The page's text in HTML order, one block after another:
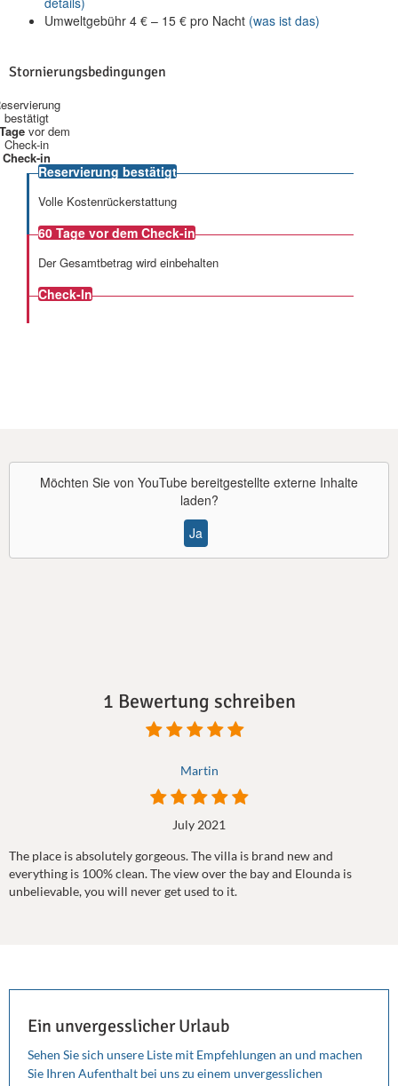
Umweltgebühr 4 € – 15 € pro Nacht (was ist das)
Stornierungsbedingungen
bestätigt
vor dem
Check-in
Check-in
Reservierung bestätigt
Volle Kostenrückerstattung
60 Tage vor dem Check-in
Der Gesamtbetrag wird einbehalten
Check-In
Möchten Sie von YouTube bereitgestellte externe Inhalte
laden?
Ja
1 Bewertung schreiben
Martin
July 2021
The place is absolutely gorgeous. The villa is brand new and
everything is 100% clean. The view over the bay and Elounda is
unbelievable, you will never get used to it.
Ein unvergesslicher Urlaub
Sehen Sie sich unsere Liste mit Empfehlungen an und machen
Sie Ihren Aufenthalt bei uns zu einem unvergesslichen